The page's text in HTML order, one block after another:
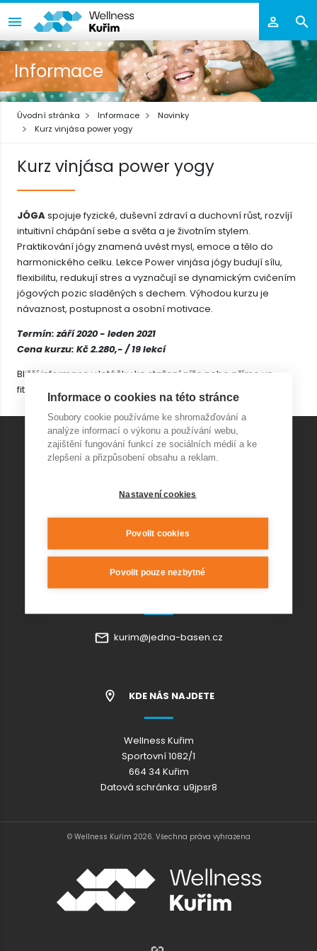
Informace
Úvodní stránka Informace
Novinky
Kurz vinjása power yogy
Kurz vinjása power yogy
JÓGAspojuje fyzické, duševní zdraví a duchovní růst, rozvíjí
intuitivní chápání sebe a světa a je životním stylem.
Praktikování jógy znamená uvést mysl, emoce a tělo do
harmonického celku. Lekce Power vinjása jógy budují sílu,
flexibilitu, redukují stres a vyznačují se dynamickým cvičením
jógových pozic sladěných s dechem. Výhodou kurzu je
návaznost, postupnost a osobní motivace.
Termín: září 2020 - leden 2021
Cena kurzu: Kč 2.280,- / 19 lekcí
Bližší informace v letáčku ke stažení níže nebo přímo ve
fitness centru.
KONTAKT AQUAPARK
+420 541 420 240
info@wellnesskurim.cz
Wellness Kuřim s.r.o.
KONTAKT RESTAURACE
kurim@jedna-basen.cz
KDE NÁS NAJDETE
Wellness Kuřim
Sportovní 1082/1
664 34 Kuřim
Datová schránka: u9jpsr8
© Wellness Kuřim 2026. Všechna práva vyhrazena
Informace o cookies na této stránce
Soubory cookie používáme ke shromažďování a
analýze informací o výkonu a používání webu,
zajištění fungování funkcí ze sociálních médií a ke
zlepšení a přizpůsobení obsahu a reklam.
Nastavení cookies
Povolit cookies
Povolit pouze nezbytné